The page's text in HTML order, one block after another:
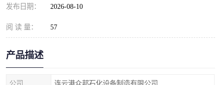
发布日期： 2026-08-10
阅 读 量： 57
产品描述